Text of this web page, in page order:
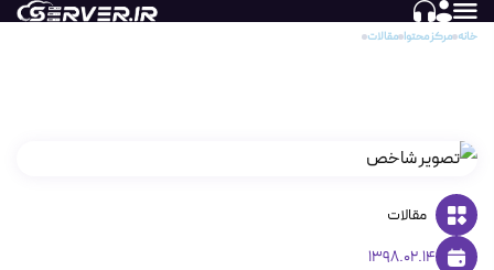
خانه مرکز محتوا مقالات
مقالات
1398.02.14